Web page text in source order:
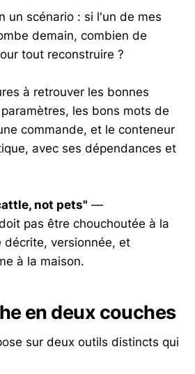
un scénario : si l'un de mes
demain, combien de
tout reconstruire ?
à retrouver les bonnes
les bons mots de
commande, et le conteneur
avec ses dépendances et
not pets" —
pas être chouchoutée à la
décrite, versionnée, et
à la maison.
en deux couches
sur deux outils distincts qui